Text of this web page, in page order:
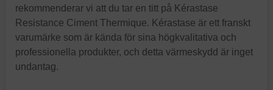
rekommenderar vi att du tar en titt på Kérastase
Resistance Ciment Thermique. Kérastase är ett franskt
varumärke som är kända för sina högkvalitativa och
professionella produkter, och detta värmeskydd är inget
undantag.